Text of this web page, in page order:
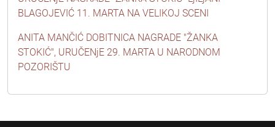
BLAGOJEVIĆ 11. MARTA NA VELIKOJ SCENI
ANITA MANČIĆ DOBITNICA NAGRADE "ŽANKA
STOKIĆ", URUČENjE 29. MARTA U NARODNOM
POZORIŠTU